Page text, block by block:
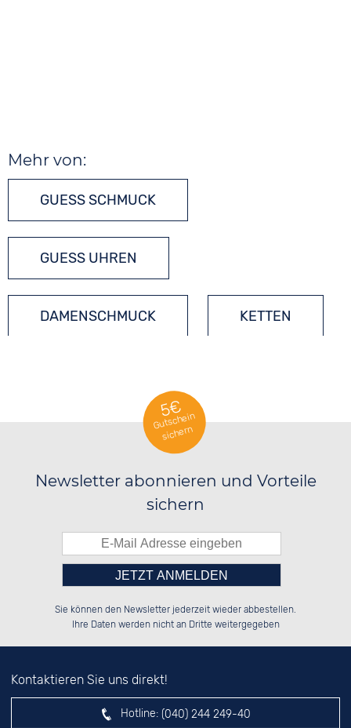
Mehr von:
GUESS SCHMUCK
GUESS UHREN
DAMENSCHMUCK KETTEN
5€
Gutschein
sichern
Newsletter abonnieren und Vorteile
sichern
░░░░██░░░░████░░██░░██░░██░░██░░
░░████░░░░░░██░░██████░░██████░░
░░░░██░░░░░░██░░░░░░██░░██░░██░░
Bitte tragen Sie die Zahl in
das nebenstehende Feld ein.
Sie können den Newsletter jederzeit wieder abbestellen.
Ihre Daten werden nicht an Dritte weitergegeben
Kontaktieren Sie uns direkt!
Hotline: (040) 244 249-40